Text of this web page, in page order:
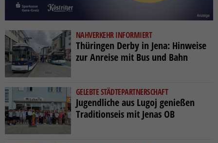
NAHVERKEHR INFORMIERT
Thüringen Derby in Jena: Hinweise
zur Anreise mit Bus und Bahn
GELEBTE STÄDTEPARTNERSCHAFT
Jugendliche aus Lugoj genießen
Traditionseis mit Jenas OB